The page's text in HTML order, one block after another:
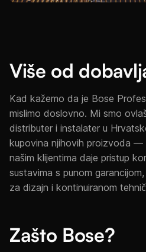
Više od
Kad kažemo da je Bose
mislimo doslovno. Mi smo
distributer i instalater u
kupovina njihovih proizvoda
našim klijentima daje pristup
sustavima s punom
za dizajn i kontinuiranom
Zašto Bose?